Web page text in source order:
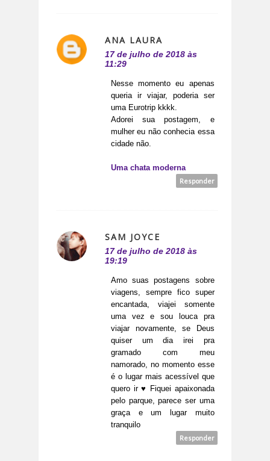
ANA LAURA
17 de julho de 2018 às
11:29
Nesse momento eu apenas
queria ir viajar, poderia ser
uma Eurotrip kkkk.
Adorei sua postagem, e
mulher eu não conhecia essa
cidade não.
Uma chata moderna
Responder
SAM JOYCE
17 de julho de 2018 às
19:19
Amo suas postagens sobre
viagens, sempre fico super
encantada, viajei somente
uma vez e sou louca pra
viajar novamente, se Deus
quiser um dia irei pra
gramado com meu
namorado, no momento esse
é o lugar mais acessível que
quero ir ♥ Fiquei apaixonada
pelo parque, parece ser uma
graça e um lugar muito
tranquilo
Responder